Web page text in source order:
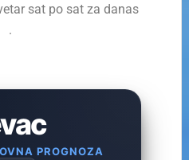
sat po sat za danas
.
PROGNOZA